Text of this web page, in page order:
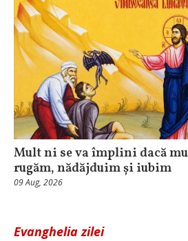
Mult ni se va împlini dacă
rugăm, nădăjduim și iubim
09 Aug, 2026
Evanghelia zilei